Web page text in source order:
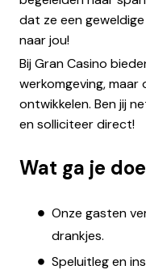
dat ze een
naar jou!
Bij Gran Casino
werkomgeving,
ontwikkelen. Ben jij
en solliciteer direct!
Wat ga je
Onze gasten
drankjes.
Speluitleg en